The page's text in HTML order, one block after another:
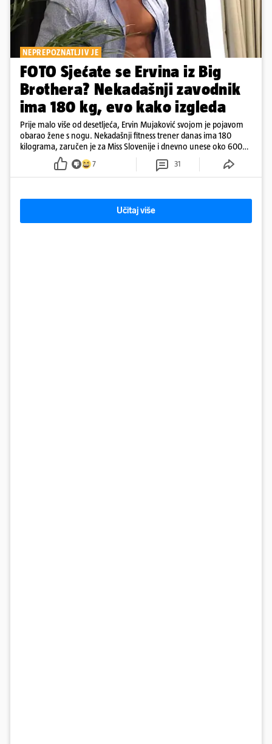
NEPREPOZNATLJIV JE
FOTO Sjećate se Ervina iz Big
Brothera? Nekadašnji zavodnik
ima 180 kg, evo kako izgleda
Prije malo više od desetljeća, Ervin Mujaković svojom je pojavom
obarao žene s nogu. Nekadašnji fitness trener danas ima 180
kilograma, zaručen je za Miss Slovenije i dnevno unese oko 6000
7 31
Učitaj više